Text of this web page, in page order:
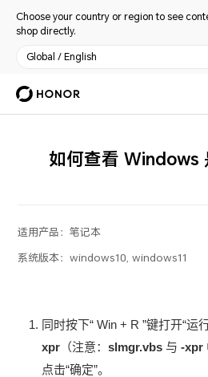
Choose your country or region to see
shop directly.
Global / English
如何查看 Windows
适用产品：笔记本
系统版本：windows10, windows11
同时按下“ Win + R ”键打开“运
xpr （注意：slmgr.vbs 与 -xpr
点击“确定”。